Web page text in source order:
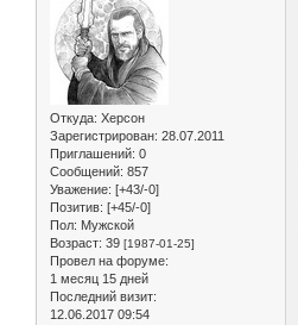
Откуда: Херсон
Зарегистрирован: 28.07.2011
Приглашений: 0
Сообщений: 857
Уважение: [+43/-0]
Позитив: [+45/-0]
Пол: Мужской
Возраст: 39 [1987-01-25]
Провел на форуме:
1 месяц 15 дней
Последний визит:
12.06.2017 09:54